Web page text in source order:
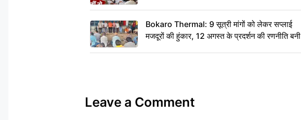
Bokaro Thermal: 9 सूत्री मांगों को लेकर सप्लाई
मजदूरों की हुंकार, 12 अगस्त के प्रदर्शन की रणनीति बनी
Leave a Comment